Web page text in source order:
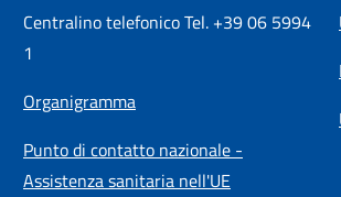
Centralino telefonico Tel. +39 06 5994
1
Organigramma
Punto di contatto nazionale -
Assistenza sanitaria nell'UE